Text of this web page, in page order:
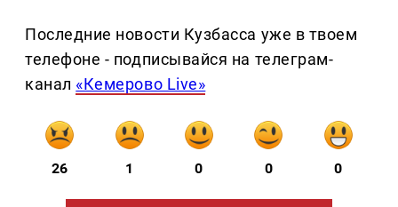
Последние новости Кузбасса уже в твоем
телефоне - подписывайся на телеграм-
канал «Кемерово Live»
26 1 0 0 0